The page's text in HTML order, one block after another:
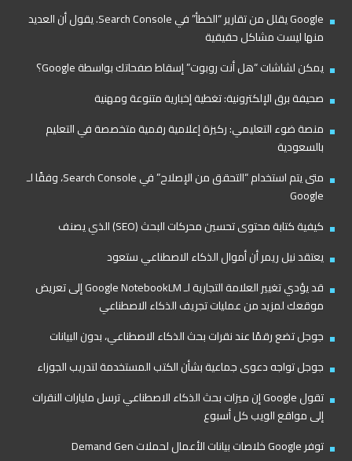
Google يقلل من تقارير “الخطأ” في Search Console. يقول أن العديد
منها ليست مشاكل حقيقية
يمكن لشاشات “هل أنت روبوت” إسقاط صفحاتك بواسطة Google؟
صحيفة برق الإلكترونية: تغطية إخبارية متنوعة ومهنية
منصة ضوء التعليمي: ركيزة إعلامية رقمية متخصصة في التعليم
بالسعودية
متى يتم استخدام “التحقق من الإصلاح” في Search Console، وفقًا لـ
Google
كيفية كتابة محتوى تحسين محركات البحث (SEO) الذي يصنف
يعتقد نيل ريمر أن أموال الذكاء الاصطناعي ستعود
قد يؤدي تغيير العلامة التجارية لـ Google NotebookLM إلى تعريض
موقعك لمزيد من عمليات تجريف الذكاء الاصطناعي
جوجل تضع رقمًا عند نقرات بحث الذكاء الاصطناعي، بدون البيانات
جوجل تواجه دعوى جماعية بشأن الكتب المستخدمة لتدريب الجوزاء
تقول Google إن ميزات بحث الذكاء الاصطناعي ترسل مليارات النقرات
إلى مواقع الويب كل أسبوع
توفر Google خلاصات بيانات الأعمال لحملات Demand Gen